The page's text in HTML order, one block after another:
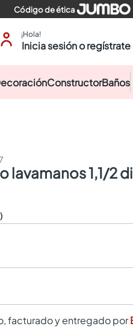
Código de ética
¡Hola!
Inicia sesión o regístrate
ConstructorBaños
lavamanos 1,1/2
facturado y entregado por